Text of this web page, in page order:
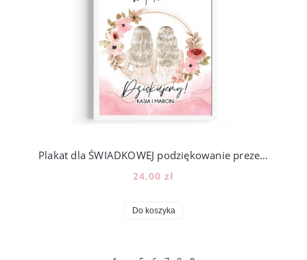
Plakat dla ŚWIADKOWEJ podziękowanie prezent - wzór PS5
24,00 zł
Do koszyka